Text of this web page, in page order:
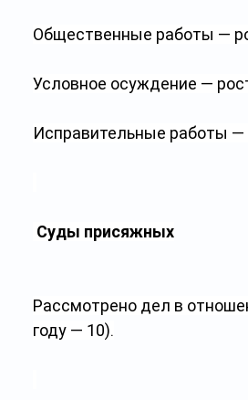
Общественные работы —
Условное осуждение —
Исправительные работы —
Суды присяжных
Рассмотрено дел в
году — 10).